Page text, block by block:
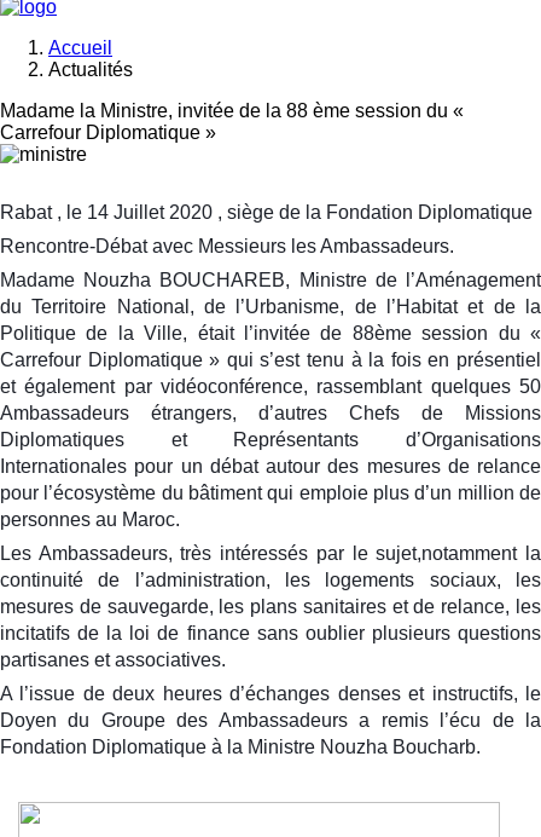
Fil
d'Ariane
Accueil
Actualités
Madame la Ministre, invitée de la 88 ème session du «
Carrefour Diplomatique »
Image
Rabat , le 14 Juillet 2020 , siège de la Fondation Diplomatique
Rencontre-Débat avec Messieurs les Ambassadeurs.
Madame Nouzha BOUCHAREB, Ministre de l’Aménagement
du Territoire National, de l’Urbanisme, de l’Habitat et de la
Politique de la Ville, était l’invitée de 88ème session du «
Carrefour Diplomatique » qui s’est tenu à la fois en présentiel
et également par vidéoconférence, rassemblant quelques 50
Ambassadeurs étrangers, d’autres Chefs de Missions
Diplomatiques et Représentants d’Organisations
Internationales pour un débat autour des mesures de relance
pour l’écosystème du bâtiment qui emploie plus d’un million de
personnes au Maroc.
Les Ambassadeurs, très intéressés par le sujet,notamment la
continuité de l’administration, les logements sociaux, les
mesures de sauvegarde, les plans sanitaires et de relance, les
incitatifs de la loi de finance sans oublier plusieurs questions
partisanes et associatives.
A l’issue de deux heures d’échanges denses et instructifs, le
Doyen du Groupe des Ambassadeurs a remis l’écu de la
Fondation Diplomatique à la Ministre Nouzha Boucharb.